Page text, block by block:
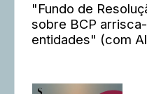
"Fundo de
sobre BCP
entidades" (com